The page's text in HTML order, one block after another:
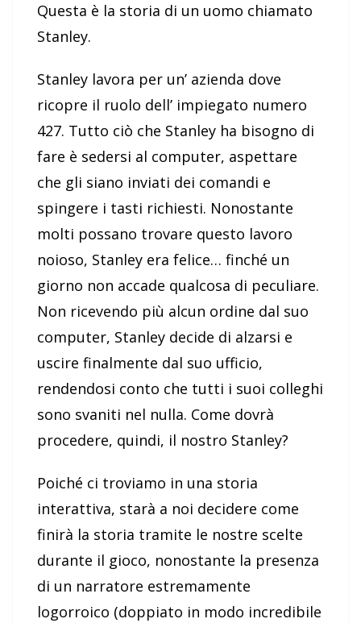
Questa è la storia di un uomo chiamato
Stanley.
Stanley lavora per un’ azienda dove
ricopre il ruolo dell’ impiegato numero
427. Tutto ciò che Stanley ha bisogno di
fare è sedersi al computer, aspettare
che gli siano inviati dei comandi e
spingere i tasti richiesti. Nonostante
molti possano trovare questo lavoro
noioso, Stanley era felice… finché un
giorno non accade qualcosa di peculiare.
Non ricevendo più alcun ordine dal suo
computer, Stanley decide di alzarsi e
uscire finalmente dal suo ufficio,
rendendosi conto che tutti i suoi colleghi
sono svaniti nel nulla. Come dovrà
procedere, quindi, il nostro Stanley?
Poiché ci troviamo in una storia
interattiva, starà a noi decidere come
finirà la storia tramite le nostre scelte
durante il gioco, nonostante la presenza
di un narratore estremamente
logorroico (doppiato in modo incredibile